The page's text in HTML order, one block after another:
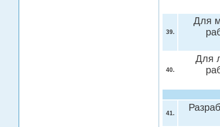
39.
Для
40.
Для
41.